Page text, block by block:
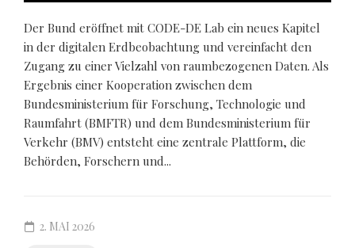
Der Bund eröffnet mit CODE-DE Lab ein neues Kapitel
in der digitalen Erdbeobachtung und vereinfacht den
Zugang zu einer Vielzahl von raumbezogenen Daten. Als
Ergebnis einer Kooperation zwischen dem
Bundesministerium für Forschung, Technologie und
Raumfahrt (BMFTR) und dem Bundesministerium für
Verkehr (BMV) entsteht eine zentrale Plattform, die
Behörden, Forschern und...
2. MAI 2026